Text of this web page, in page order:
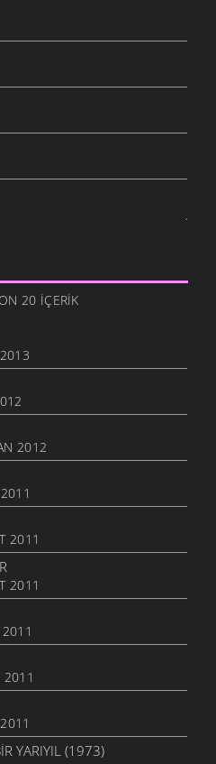
20 İÇERIK
2012
2011
2011
2011
YARIYIL (1973)